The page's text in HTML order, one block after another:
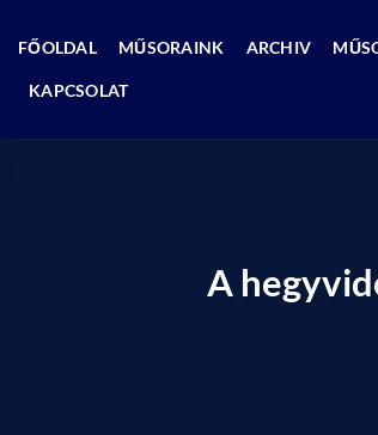
FŐOLDAL MŰSORAINK ARCHIV
KAPCSOLAT
A